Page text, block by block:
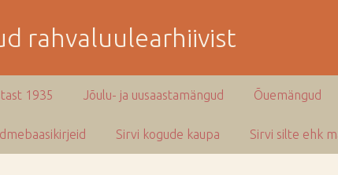
rahvaluulearhiivist
1935 Jõulu- ja uusaastamängud Õuemängud
Sirvi kogude kaupa Sirvi silte ehk